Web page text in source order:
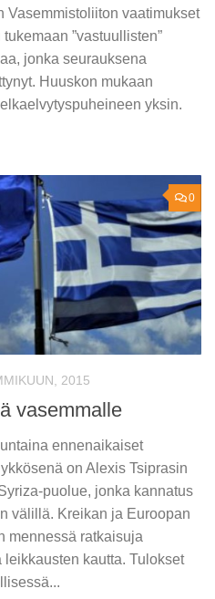
Vasemmistoliiton vaatimukset
”vastuullisten”
jonka seurauksena
Huuskon mukaan
yksin.
0
2015
vasemmalle
ennenaikaiset
on Alexis Tsiprasin
puolue, jonka kannatus
välillä. Kreikan ja Euroopan
mennessä ratkaisuja
kautta. Tulokset